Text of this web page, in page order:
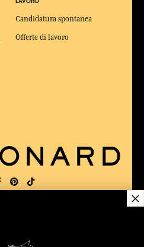
Candidatura spontanea
Offerte di lavoro
×